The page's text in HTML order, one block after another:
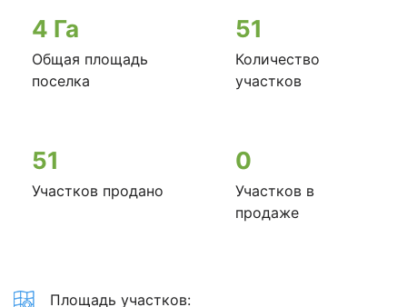
4 Га
Общая площадь
поселка
51
Количество
участков
51
Участков продано
0
Участков в
продаже
Площадь участков: